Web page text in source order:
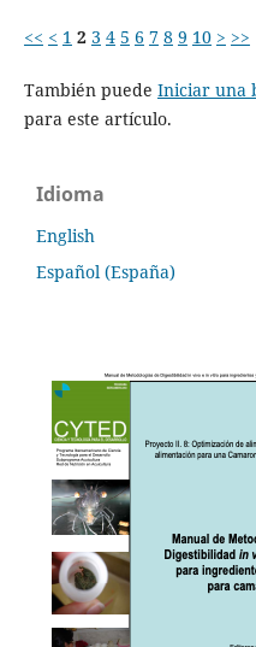
<< < 1 2 3 4 5 6 7 8 9 10 > >>
También puede Iniciar una
para este artículo.
Idioma
English
Español (España)